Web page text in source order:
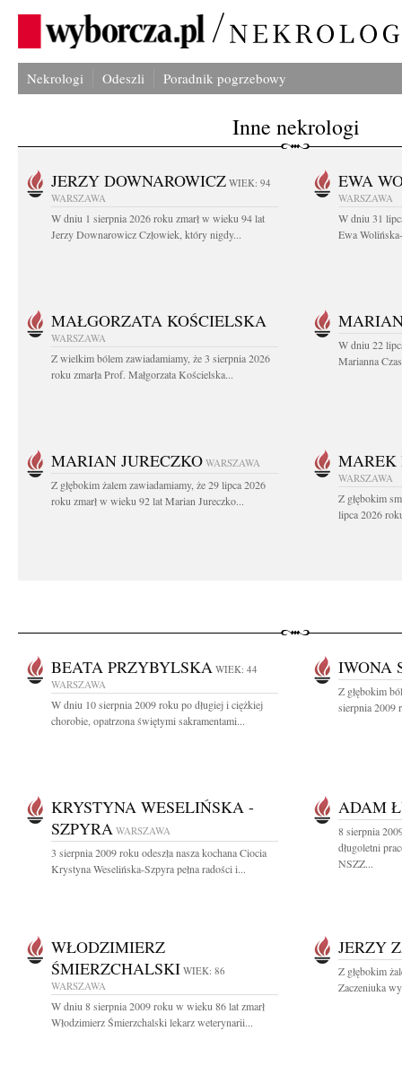
Nekrologi Odeszli Poradnik pogrzebowy
Inne nekrologi
JERZY DOWNAROWICZ WIEK: 94
WARSZAWA
W dniu 1 sierpnia 2026 roku zmarł w wieku 94 lat
Jerzy Downarowicz Człowiek, który nigdy...
EWA
WARSZAWA
W dniu 31
Ewa
MAŁGORZATA KOŚCIELSKA
WARSZAWA
Z wielkim bólem zawiadamiamy, że 3 sierpnia 2026
roku zmarła Prof. Małgorzata Kościelska...
W dniu 22
Marianna
MARIAN JURECZKO WARSZAWA
Z głębokim żalem zawiadamiamy, że 29 lipca 2026
roku zmarł w wieku 92 lat Marian Jureczko...
MAREK
WARSZAWA
Z głębokim
lipca 2026
BEATA PRZYBYLSKA WIEK: 44
WARSZAWA
W dniu 10 sierpnia 2009 roku po długiej i ciężkiej
chorobie, opatrzona świętymi sakramentami...
IWONA
Z głębokim
sierpnia 2009
KRYSTYNA WESELIŃSKA -
SZPYRA WARSZAWA
3 sierpnia 2009 roku odeszła nasza kochana Ciocia
Krystyna Weselińska-Szpyra pełna radości i...
ADAM
8 sierpnia
długoletni
NSZZ...
WŁODZIMIERZ
ŚMIERZCHALSKI WIEK: 86
WARSZAWA
W dniu 8 sierpnia 2009 roku w wieku 86 lat zmarł
Włodzimierz Śmierzchalski lekarz weterynarii...
JERZY
Z głębokim
Zaczeniuka